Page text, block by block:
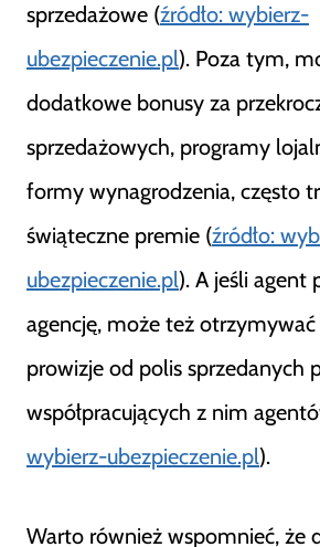
sprzedażowe (źródło: wybierz-
ubezpieczenie.pl). Poza tym,
dodatkowe bonusy za
sprzedażowych, programy
formy wynagrodzenia, często
świąteczne premie (źródło:
ubezpieczenie.pl). A jeśli agent
agencję, może też
prowizje od polis sprzedanych
współpracujących z nim
wybierz-ubezpieczenie.pl).
Warto również wspomnieć, że